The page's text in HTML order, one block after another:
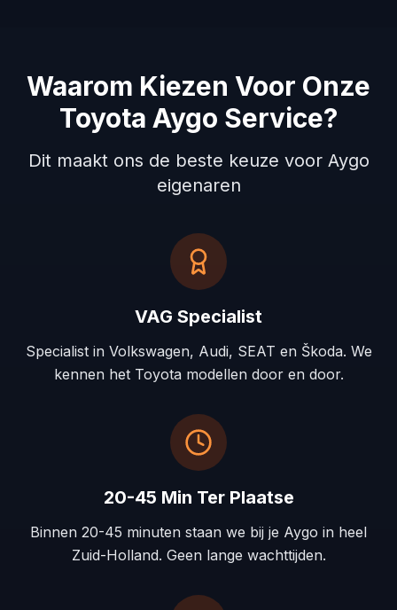
Waarom Kiezen Voor Onze
Toyota Aygo Service?
Dit maakt ons de beste keuze voor Aygo
eigenaren
VAG Specialist
Specialist in Volkswagen, Audi, SEAT en Škoda. We
kennen het Toyota modellen door en door.
20-45 Min Ter Plaatse
Binnen 20-45 minuten staan we bij je Aygo in heel
Zuid-Holland. Geen lange wachttijden.